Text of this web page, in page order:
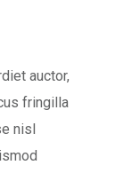
auctor,
fringilla
nisl